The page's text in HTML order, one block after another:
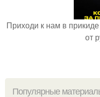
Приходи к нам в
от
Популярные